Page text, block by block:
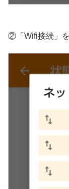
②「Wifi接続」